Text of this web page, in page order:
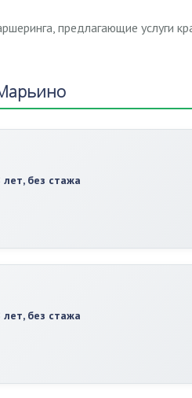
предлагающие услуги
лет, без стажа
лет, без стажа